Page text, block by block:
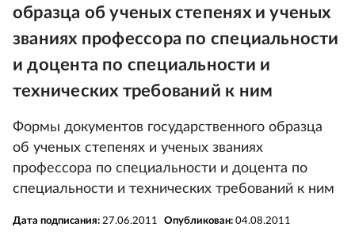
образца об ученых степенях и ученых
званиях профессора по специальности
и доцента по специальности и
технических требований к ним
Формы документов государственного образца
об ученых степенях и ученых званиях
профессора по специальности и доцента по
специальности и технических требований к ним
Дата подписания: 27.06.2011 Опубликован: 04.08.2011